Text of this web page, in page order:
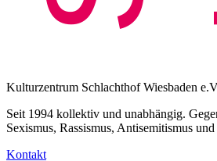
Kulturzentrum Schlachthof Wiesbaden
Seit 1994 kollektiv und unabhängig.
Sexismus, Rassismus, Antisemitismus
Kontakt